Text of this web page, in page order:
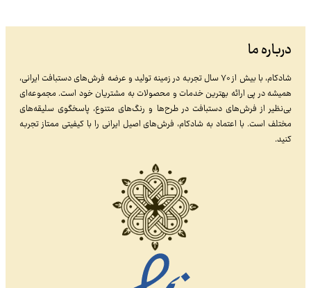
درباره ما
شادکام، با بیش از ۷۰ سال تجربه در زمینه تولید و عرضه فرش‌های دستبافت ایرانی،
همیشه در پی ارائه بهترین خدمات و محصولات به مشتریان خود است. مجموعه‌ای
بی‌نظیر از فرش‌های دستبافت در طرح‌ها و رنگ‌های متنوع، پاسخگوی سلیقه‌های
مختلف است. با اعتماد به شادکام، فرش‌های اصیل ایرانی را با کیفیتی ممتاز تجربه
کنید.